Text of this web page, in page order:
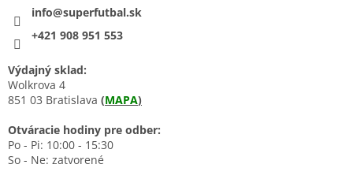
info@superfutbal.sk
+421 908 951 553
Výdajný sklad:
Wolkrova 4
851 03 Bratislava (MAPA)
Otváracie hodiny pre odber:
Po - Pi: 10:00 - 15:30
So - Ne: zatvorené